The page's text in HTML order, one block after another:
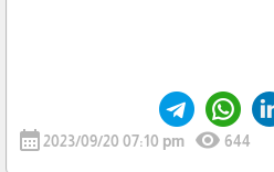
calendar_month2023/09/20 07:10 pm visibility 644